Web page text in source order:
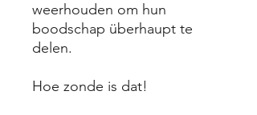
weerhouden om hun
boodschap überhaupt te
delen.
Hoe zonde is dat!